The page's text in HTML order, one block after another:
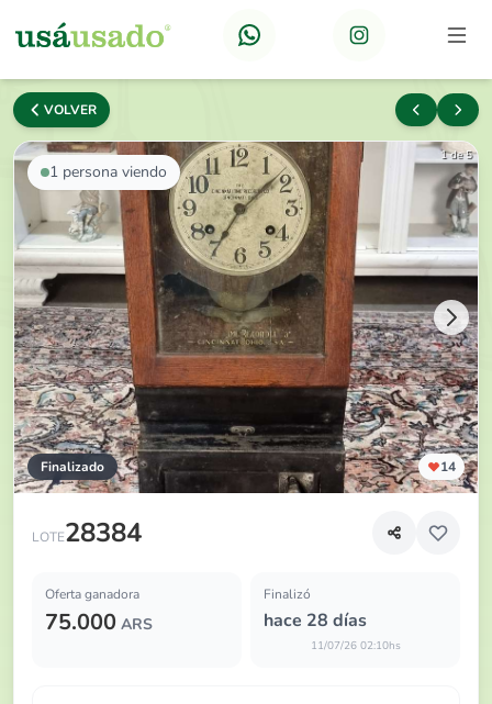
VOLVER
1 persona viendo
Finalizado 14
1 de 5
LOTE28384
Viejo reloj de fichaje Ohio Cincinnati
Oferta ganadora
75.000 ARS
Finalizó
hace 28 días
11/07/26 02:10hs